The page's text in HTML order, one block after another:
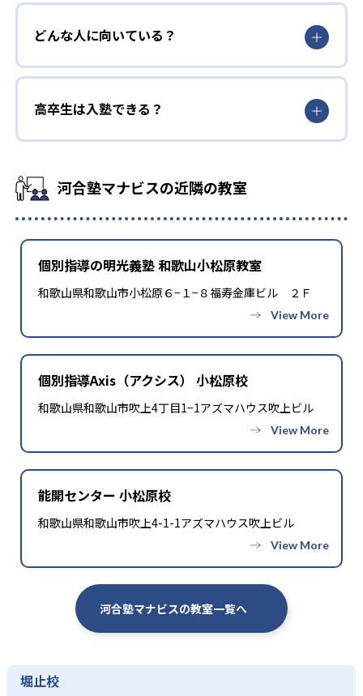
どんな人に向いている？
高卒生は入塾できる？
河合塾マナビスの近隣の教室
個別指導の明光義塾 和歌山小松原教室
和歌山県和歌山市小松原６−１−８福寿金庫ビル ２Ｆ
個別指導Axis（アクシス） 小松原校
和歌山県和歌山市吹上4丁目1−1アズマハウス吹上ビル
能開センター 小松原校
和歌山県和歌山市吹上4-1-1アズマハウス吹上ビル
河合塾マナビスの教室一覧へ
堀止校